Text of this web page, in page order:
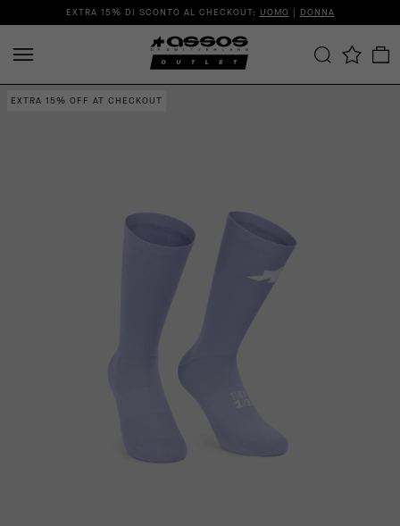
EXTRA 15% DI SCONTO AL CHECKOUT: UOMO | DONNA
EXTRA 15% OFF AT CHECKOUT